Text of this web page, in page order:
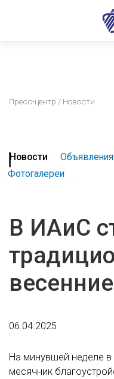
Пресс-центр / Новости
Новости Объявления
Фотогалереи
В ИАиС
06.04.2025
На минувшей неделе
месячник